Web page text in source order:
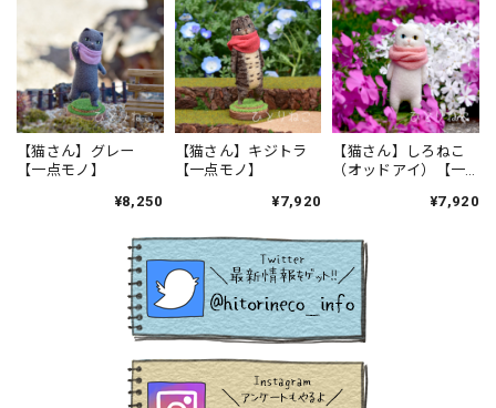
【猫さん】グレー
【一点モノ】
¥8,250
【猫さん】キジトラ
【一点モノ】
¥7,920
【猫さん】しろねこ
（オッドアイ）【一
¥7,920